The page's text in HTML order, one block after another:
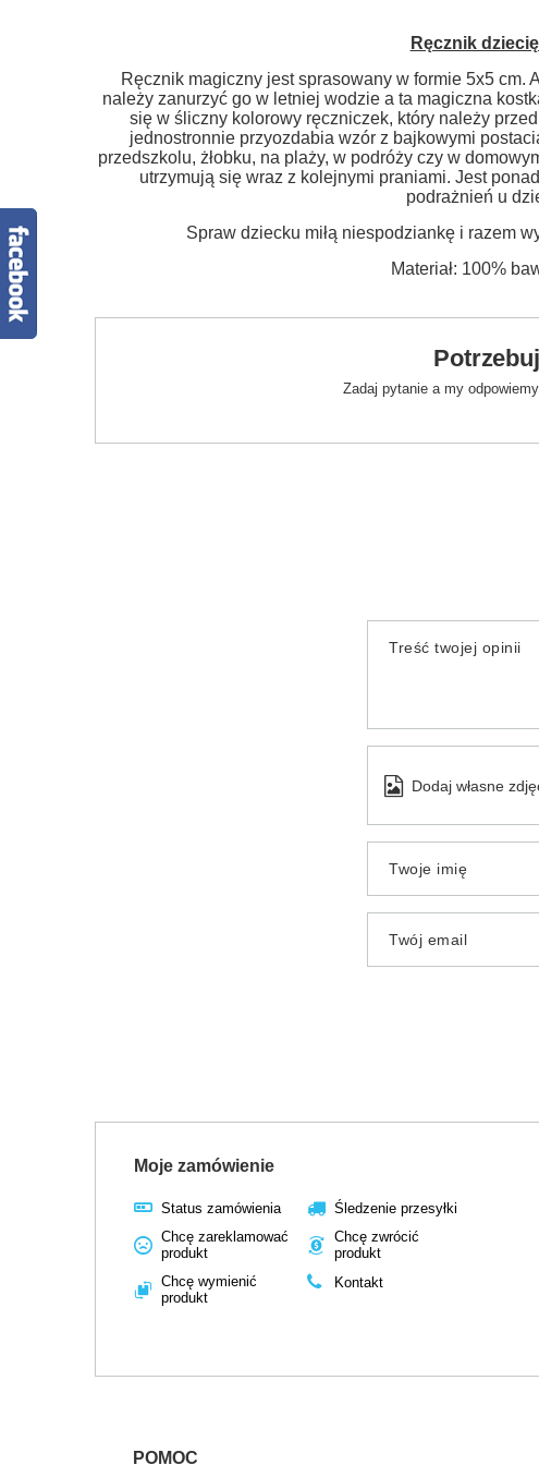
Ręcznik
Ręcznik magiczny jest sprasowany w formie 5x5 cm.
należy zanurzyć go w letniej wodzie a ta magiczna
się w śliczny kolorowy ręczniczek, który należy
jednostronnie przyozdabia wzór z bajkowymi
przedszkolu, żłobku, na plaży, w podróży czy w
utrzymują się wraz z kolejnymi praniami. Jest
podrażnień u
Spraw dziecku miłą niespodziankę i razem
Materiał: 100%
Zadaj pytanie a my
Treść twojej opinii
Dodaj własne
Twoje imię
Twój email
Moje zamówienie
Status zamówienia
Śledzenie przesyłki
Chcę zareklamować
produkt
Chcę zwrócić
produkt
Chcę wymienić
produkt
Kontakt
POMOC